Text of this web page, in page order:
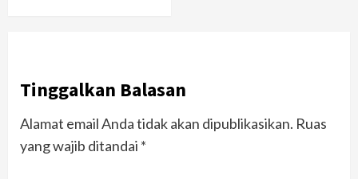
Tinggalkan Balasan
Alamat email Anda tidak akan dipublikasikan. Ruas
yang wajib ditandai *